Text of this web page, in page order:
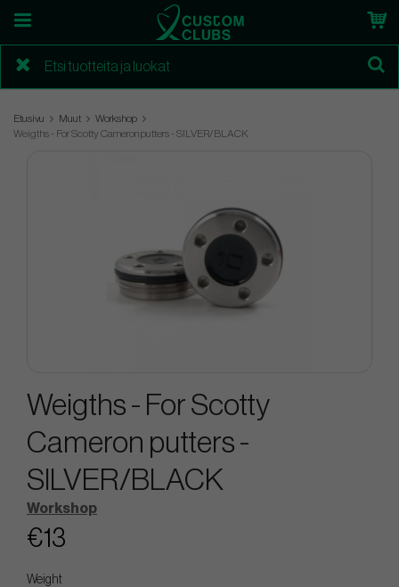
Etusivu Muut
Workshop
Weigths - For Scotty Cameron putters - SILVER/BLACK
Weigths - For Scotty
Cameron putters -
SILVER/BLACK
Workshop
€13
Weight